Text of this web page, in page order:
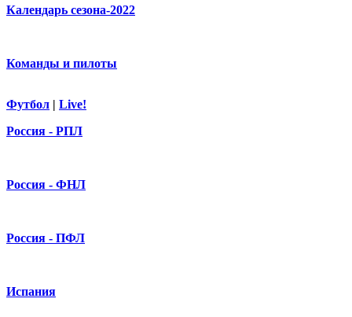
Календарь сезона-2022
Команды и пилоты
Футбол | Live!
Россия - РПЛ
Россия - ФНЛ
Россия - ПФЛ
Испания